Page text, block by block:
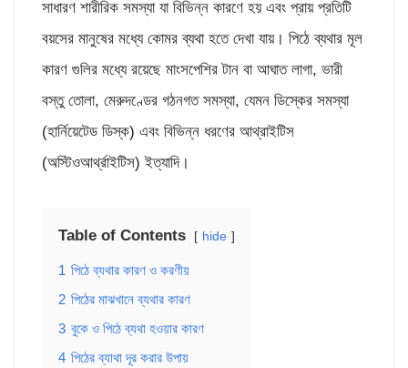
সাধারণ শারীরিক সমস্যা যা বিভিন্ন কারণে হয় এবং প্রায় প্রতিটি
বয়সের মানুষের মধ্যে কোমর ব্যথা হতে দেখা যায়। পিঠে ব্যথার মূল
কারণ গুলির মধ্যে রয়েছে মাংসপেশির টান বা আঘাত লাগা, ভারী
বস্তু তোলা, মেরুদণ্ডের গঠনগত সমস্যা, যেমন ডিস্কের সমস্যা
(হার্নিয়েটেড ডিস্ক) এবং বিভিন্ন ধরণের আথ্রাইটিস
(অস্টিওআর্থ্রাইটিস) ইত্যাদি।
Table of Contents hide
1 পিঠে ব্যথার কারণ ও করণীয়
2 পিঠের মাঝখানে ব্যথার কারণ
3 বুকে ও পিঠে ব্যথা হওয়ার কারণ
4 পিঠের ব্যাথা দূর করার উপায়